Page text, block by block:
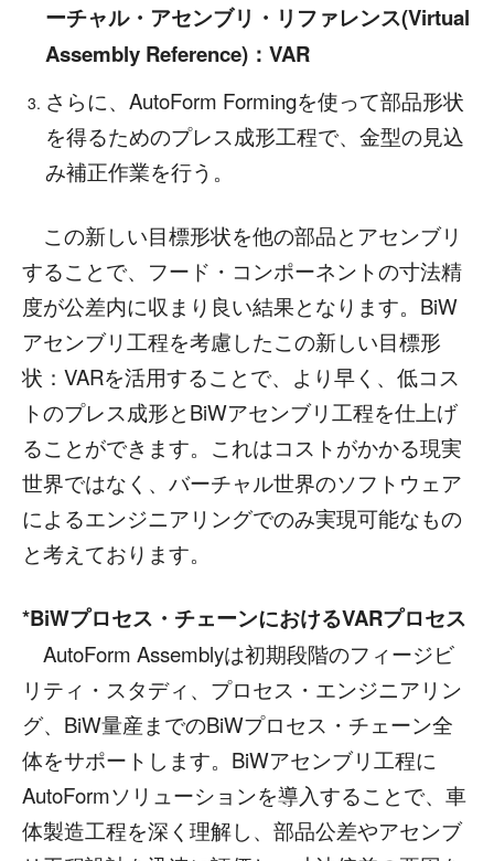
ーチャル・アセンブリ・リファレンス(Virtual
Assembly Reference)：VAR
さらに、AutoForm Formingを使って部品形状
を得るためのプレス成形工程で、金型の見込
み補正作業を行う。
この新しい目標形状を他の部品とアセンブリ
することで、フード・コンポーネントの寸法精
度が公差内に収まり良い結果となります。BiW
アセンブリ工程を考慮したこの新しい目標形
状：VARを活用することで、より早く、低コス
トのプレス成形とBiWアセンブリ工程を仕上げ
ることができます。これはコストがかかる現実
世界ではなく、バーチャル世界のソフトウェア
によるエンジニアリングでのみ実現可能なもの
と考えております。
*BiWプロセス・チェーンにおけるVARプロセス
AutoForm Assemblyは初期段階のフィージビ
リティ・スタディ、プロセス・エンジニアリン
グ、BiW量産までのBiWプロセス・チェーン全
体をサポートします。BiWアセンブリ工程に
AutoFormソリューションを導入することで、車
体製造工程を深く理解し、部品公差やアセンブ